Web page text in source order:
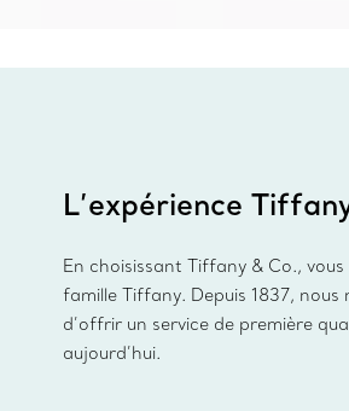
L’expérience
En choisissant Tiffany & Co.,
famille Tiffany. Depuis 1837,
d’offrir un service de première
aujourd’hui.